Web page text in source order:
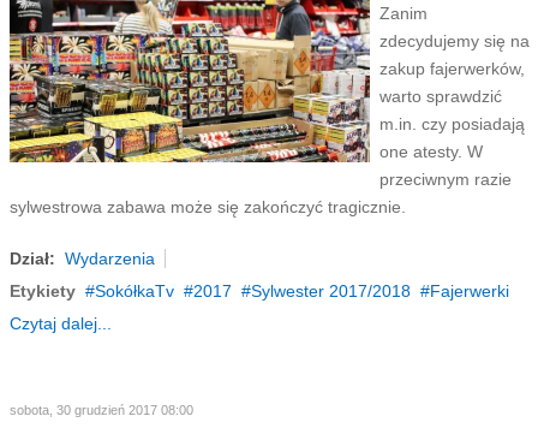
Zanim
zdecydujemy się na
zakup fajerwerków,
warto sprawdzić
m.in. czy posiadają
one atesty. W
przeciwnym razie
sylwestrowa zabawa może się zakończyć tragicznie.
Dział: Wydarzenia
Etykiety
SokółkaTv 2017 Sylwester 2017/2018
Fajerwerki
Czytaj dalej...
sobota, 30 grudzień 2017 08:00